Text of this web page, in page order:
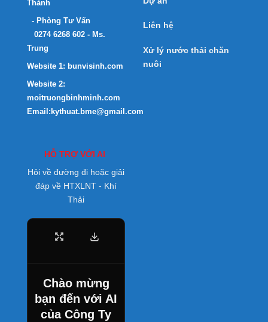
Thành
- Phòng Tư Vấn
0274 6268 602 - Ms.
Trung
Website 1: bunvisinh.com
Website 2:
moitruongbinhminh.com
Email:kythuat.bme@gmail.com
Liên hệ
Xử lý nước thải chăn
nuôi
HỖ TRỢ VỚI AI
Hỏi về đường đi hoặc giải
đáp về HTXLNT - Khí
Thải
Chào mừng
bạn đến với AI
của Công Ty